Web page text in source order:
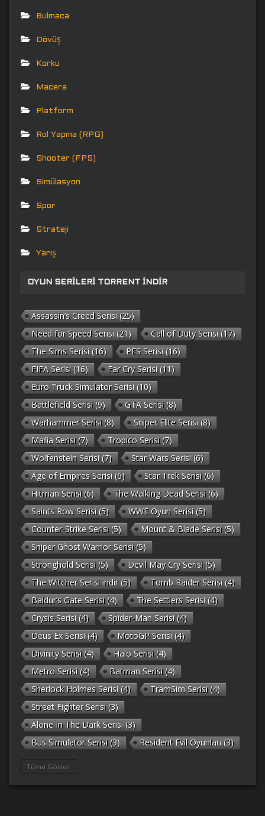
Bulmaca
Dövüş
Korku
Macera
Platform
Rol Yapma (RPG)
Shooter (FPS)
Simülasyon
Spor
Strateji
Yarış
OYUN SERILERI TORRENT İNDIR
Assassin’s Creed Serisi (25)
Need for Speed Serisi (21) Call of Duty Serisi (17)
The Sims Serisi (16) PES Serisi (16)
FIFA Serisi (16) Far Cry Serisi (11)
Euro Truck Simulator Serisi (10)
Battlefield Serisi (9) GTA Serisi (8)
Warhammer Serisi (8) Sniper Elite Serisi (8)
Mafia Serisi (7) Tropico Serisi (7)
Wolfenstein Serisi (7) Star Wars Serisi (6)
Age of Empires Serisi (6) Star Trek Serisi (6)
Hitman Serisi (6) The Walking Dead Serisi (6)
Saints Row Serisi (5) WWE Oyun Serisi (5)
Counter-Strike Serisi (5) Mount & Blade Serisi (5)
Sniper Ghost Warrior Serisi (5)
Stronghold Serisi (5) Devil May Cry Serisi (5)
The Witcher Serisi indir(5) Tomb Raider Serisi (4)
Baldur’s Gate Serisi (4) The Settlers Serisi (4)
Crysis Serisi (4) Spider-Man Serisi (4)
Deus Ex Serisi (4) MotoGP Serisi (4)
Divinity Serisi (4) Halo Serisi (4)
Metro Serisi (4) Batman Serisi (4)
Sherlock Holmes Serisi (4) TramSim Serisi (4)
Street Fighter Serisi (3)
Alone In The Dark Serisi (3)
Bus Simulator Serisi (3) Resident Evil Oyunları (3)
Tümü Göster